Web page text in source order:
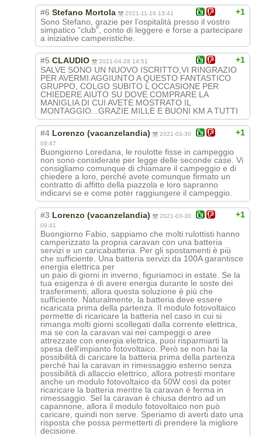
+1
#6 Stefano Mortola 2021-11-16 13:41
Sono Stefano, grazie per l’ospitalità presso il vostro
simpatico “club”, conto di leggere e forse a partecipare
a iniziative camperistiche.
+1
#5 CLAUDIO 2021-04-28 14:51
SALVE SONO UN NUOVO ISCRITTO,VI RINGRAZIO
PER AVERMI AGGIUNTO A QUESTO FANTASTICO
GRUPPO, COLGO SUBITO L OCCASIONE PER
CHIEDERE AIUTO SU DOVE COMPRARE LA
MANIGLIA DI CUI AVETE MOSTRATO IL
MONTAGGIO...GRAZIE MILLE E BUONI KM A TUTTI
+1
#4 Lorenzo (vacanzelandia)
2021-03-30
09:47
Buongiorno Loredana, le roulotte fisse in campeggio
non sono considerate per legge delle seconde case. Vi
consigliamo comunque di chiamare il campeggio e di
chiedere a loro, perché avete comunque firmato un
contratto di affitto della piazzola e loro sapranno
indicarvi se e come poter raggiungere il campeggio.
+1
#3 Lorenzo (vacanzelandia)
2021-03-30
09:41
Buongiorno Fabio, sappiamo che molti rulottisti hanno
camperizzato la propria caravan con una batteria
servizi e un caricabatteria. Per gli spostamenti è più
che sufficiente. Una batteria servizi da 100A garantisce
energia elettrica per
un paio di giorni in inverno, figuriamoci in estate. Se la
tua esigenza è di avere energia durante le soste dei
trasferimenti, allora questa soluzione è più che
sufficiente. Naturalmente, la batteria deve essere
ricaricata prima della partenza. Il modulo fotovoltaico
permette di ricaricare la batteria nel caso in cui si
rimanga molti giorni scollegati dalla corrente elettrica,
ma se con la caravan vai nei campeggi o aree
attrezzate con energia elettrica, puoi risparmiarti la
spesa dell'impianto fotovoltaico. Però se non hai la
possibilità di caricare la batteria prima della partenza
perché hai la caravan in rimessaggio esterno senza
possibilità di allaccio elettrico, allora potresti montare
anche un modulo fotovoltaico da 50W così da poter
ricaricare la batteria mentre la caravan è ferma in
rimessaggio. Sel la caravan è chiusa dentro ad un
capannone, allora il modulo fotovoltaico non può
caricare, quindi non serve. Speriamo di averti dato una
risposta che possa permetterti di prendere la migliore
decisione.